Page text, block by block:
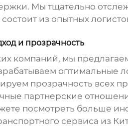
Мы тщательно
из опытных
и прозрачность
компаний, мы
оптимальные
прозрачность всех
партнерские
посмотреть больше
сервиса из